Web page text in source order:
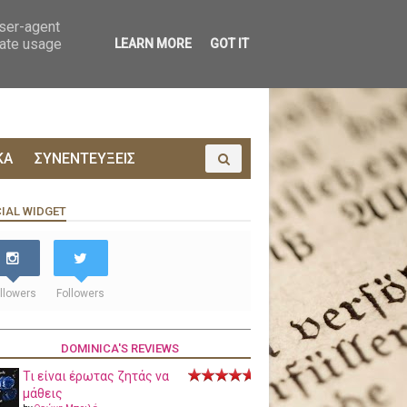
ΣΥΝΕΝΤΕΥΞΕΙΣ
WIDGET
Followers
DOMINICA'S REVIEWS
Τι είναι έρωτας ζητάς να
μάθεις
agent
usage
LEARN MORE GOT IT